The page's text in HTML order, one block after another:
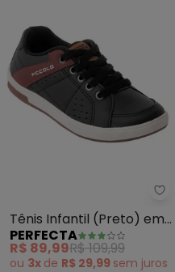
Tênis Infantil (Preto) em
Material Sintético
PERFECTA
R$ 89,99R$ 109,99
ou 3x de R$ 29,99 sem juros